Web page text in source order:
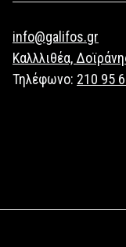
info@galifos.gr
Καλλλιθέα,
Τηλέφωνο: 210 95